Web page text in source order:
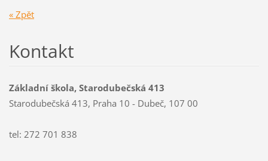
« Zpět
Kontakt
Základní škola, Starodubečská 413
Starodubečská 413, Praha 10 - Dubeč, 107 00
tel: 272 701 838